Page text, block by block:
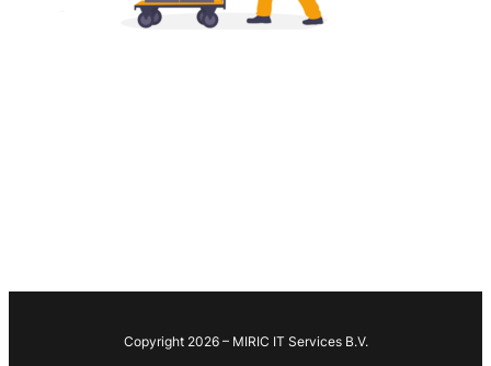
Copyright 2026 – MIRIC IT Services B.V.